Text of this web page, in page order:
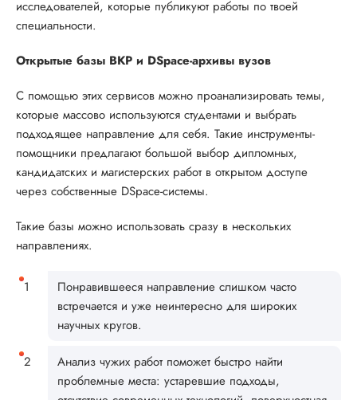
исследователей, которые публикуют работы по твоей
специальности.
Открытые базы ВКР и DSpace-архивы вузов
С помощью этих сервисов можно проанализировать темы,
которые массово используются студентами и выбрать
подходящее направление для себя. Такие инструменты-
помощники предлагают большой выбор дипломных,
кандидатских и магистерских работ в открытом доступе
через собственные DSpace-системы.
Такие базы можно использовать сразу в нескольких
направлениях.
Понравившееся направление слишком часто
встречается и уже неинтересно для широких
научных кругов.
Анализ чужих работ поможет быстро найти
проблемные места: устаревшие подходы,